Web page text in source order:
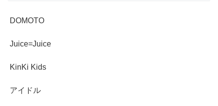
DOMOTO
Juice=Juice
KinKi Kids
アイドル